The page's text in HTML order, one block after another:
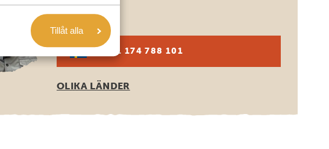
Tillåt alla
DIG
SV: +31 174 788 101
OLIKA LÄNDER